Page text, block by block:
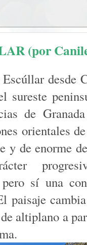
(por
desde
sureste
de
orientales
y de enorme
pero sí una
paisaje
altiplano a